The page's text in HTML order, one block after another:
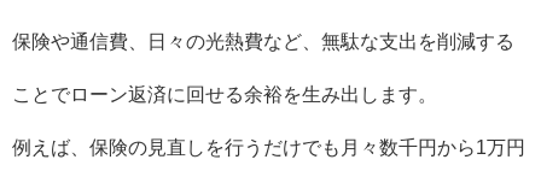
保険や通信費、日々の光熱費など、無駄な支出を削減する
ことでローン返済に回せる余裕を生み出します。
例えば、保険の見直しを行うだけでも月々数千円から1万円